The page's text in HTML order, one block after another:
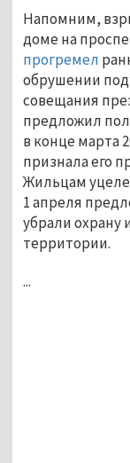
Напомним,
доме на
прогремел
обрушении
совещания
предложил
в конце марта
признала его
Жильцам
1 апреля
убрали охрану
территории.
...